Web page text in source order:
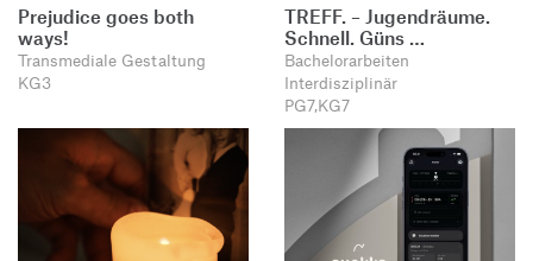
Prejudice goes both
ways!
Transmediale Gestaltung
KG3
TREFF. – Jugendräume.
Schnell. Güns …
Bachelorarbeiten
Interdisziplinär
PG7,KG7